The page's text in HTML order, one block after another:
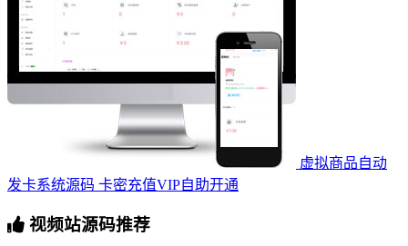
虚拟商品自动
发卡系统源码 卡密充值VIP自助开通
视频站源码推荐